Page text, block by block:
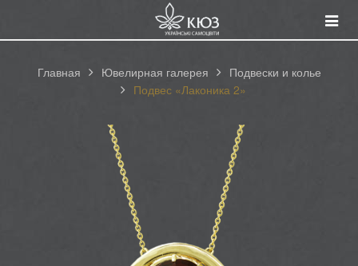
Главная Ювелирная галерея
Подвески и колье
Подвес «Лаконика 2»